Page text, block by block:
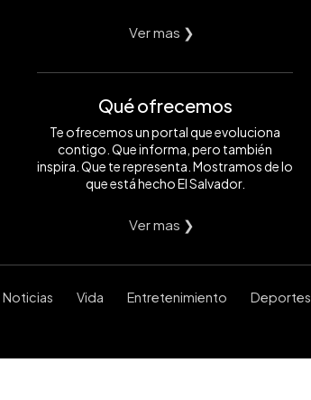
Ver mas ❯
Qué ofrecemos
Te ofrecemos un portal que evoluciona
contigo. Que informa, pero también
inspira. Que te representa. Mostramos de lo
que está hecho El Salvador.
Ver mas ❯
Noticias Vida Entretenimiento Deportes